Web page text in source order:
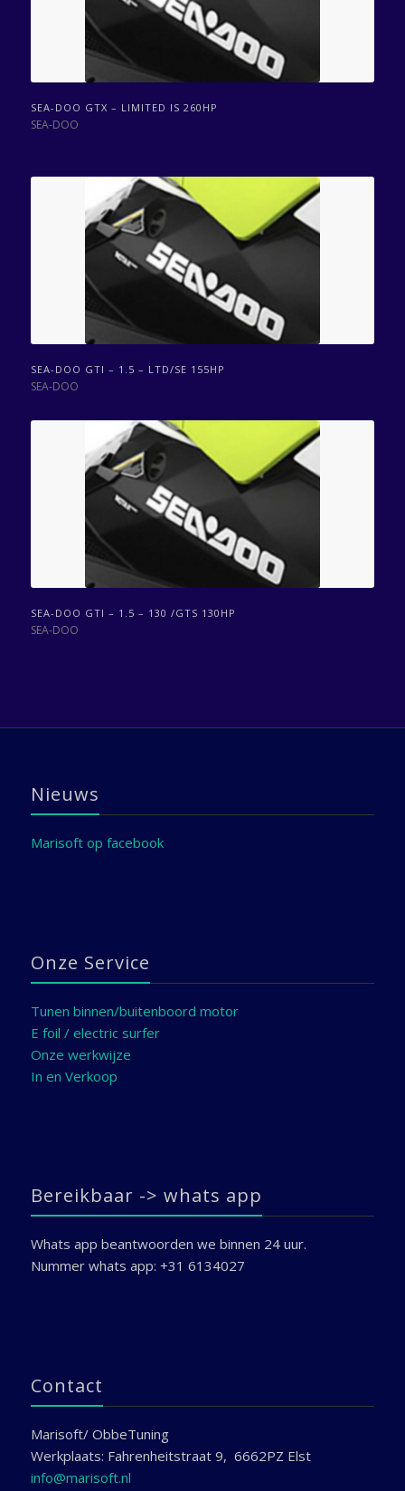
SEA-DOO GTX – LIMITED IS 260HP
SEA-DOO
SEA-DOO GTI – 1.5 – LTD/SE 155HP
SEA-DOO
SEA-DOO GTI – 1.5 – 130 /GTS 130HP
SEA-DOO
Nieuws
Marisoft op facebook
Onze Service
Tunen binnen/buitenboord motor
E foil / electric surfer
Onze werkwijze
In en Verkoop
Bereikbaar -> whats app
Whats app beantwoorden we binnen 24 uur.
Nummer whats app: +31 6134027
Contact
Marisoft/ ObbeTuning
Werkplaats: Fahrenheitstraat 9, 6662PZ Elst
info@marisoft.nl